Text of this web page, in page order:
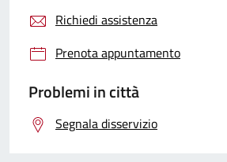
Richiedi assistenza
Prenota appuntamento
Problemi in città
Segnala disservizio